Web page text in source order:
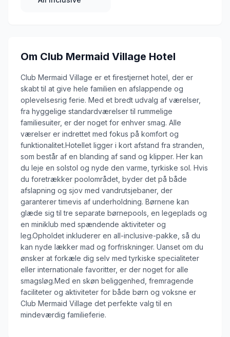
Om Club Mermaid Village Hotel
Club Mermaid Village er et firestjernet hotel, der er
skabt til at give hele familien en afslappende og
oplevelsesrig ferie. Med et bredt udvalg af værelser,
fra hyggelige standardværelser til rummelige
familiesuiter, er der noget for enhver smag. Alle
værelser er indrettet med fokus på komfort og
funktionalitet.Hotellet ligger i kort afstand fra stranden,
som består af en blanding af sand og klipper. Her kan
du leje en solstol og nyde den varme, tyrkiske sol. Hvis
du foretrækker poolområdet, byder det på både
afslapning og sjov med vandrutsjebaner, der
garanterer timevis af underholdning. Børnene kan
glæde sig til tre separate børnepools, en legeplads og
en miniklub med spændende aktiviteter og
leg.Opholdet inkluderer en all-inclusive-pakke, så du
kan nyde lækker mad og forfriskninger. Uanset om du
ønsker at forkæle dig selv med tyrkiske specialiteter
eller internationale favoritter, er der noget for alle
smagsløg.Med en skøn beliggenhed, fremragende
faciliteter og aktiviteter for både børn og voksne er
Club Mermaid Village det perfekte valg til en
mindeværdig familieferie.